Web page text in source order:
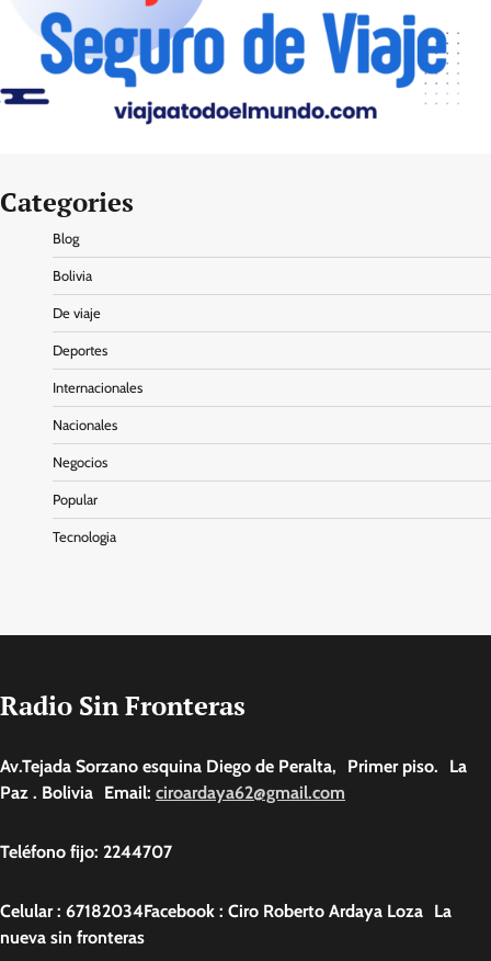
Categories
Blog
Bolivia
De viaje
Deportes
Internacionales
Nacionales
Negocios
Popular
Tecnologia
Radio Sin Fronteras
Av.Tejada Sorzano esquina Diego de Peralta, Primer piso. La
Paz . Bolivia Email: ciroardaya62@gmail.com
Teléfono fijo: 2244707
Celular : 67182034Facebook : Ciro Roberto Ardaya Loza La
nueva sin fronteras